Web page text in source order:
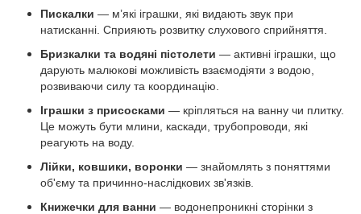
Пискалки — м’які іграшки, які видають звук при
натисканні. Сприяють розвитку слухового сприйняття.
Бризкалки та водяні пістолети — активні іграшки, що
дарують малюкові можливість взаємодіяти з водою,
розвиваючи силу та координацію.
Іграшки з присосками — кріпляться на ванну чи плитку.
Це можуть бути млини, каскади, трубопроводи, які
реагують на воду.
Лійки, ковшики, воронки — знайомлять з поняттями
об'єму та причинно-наслідкових зв'язків.
Книжечки для ванни — водонепроникні сторінки з